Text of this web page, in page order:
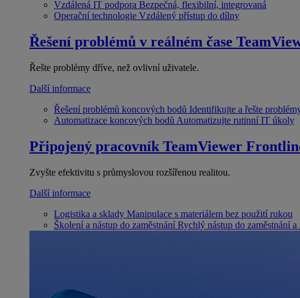
Vzdálená IT podpora Bezpečná, flexibilní, integrovaná
Operační technologie Vzdálený přístup do dílny
Řešení problémů v reálném čase
Řešte problémy dříve, než ovlivní uživatele.
Další informace
Řešení problémů koncových bodů Identifikujte a řešte
Automatizace koncových bodů Automatizujte rutinní IT úkoly
Připojený pracovník TeamViewer
Zvyšte efektivitu s průmyslovou rozšířenou realitou.
Další informace
Logistika a sklady Manipulace s materiálem bez použití rukou
Školení a nástup do zaměstnání Rychlý nástup do zaměstnání